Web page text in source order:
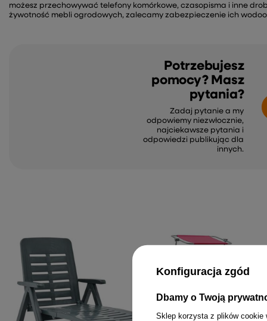
możesz przechowywać telefony komórkowe, czasopisma i inne
żywotność mebli ogrodowych, zalecamy zabezpieczenie ich
Potrzebujesz
pomocy? Masz
pytania?
Zadaj pytanie a my
odpowiemy niezwłocznie,
najciekawsze pytania i
odpowiedzi publikując dla
innych.
Konfiguracja zgód
Dbamy o Twoją
Sklep korzysta z plików cookie